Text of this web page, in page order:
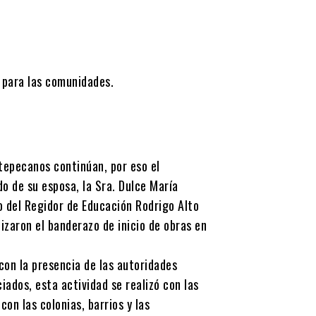
las comunidades.
continúan, por eso el
de su esposa, la Sra. Dulce María
Regidor de Educación Rodrigo Alto
el banderazo de inicio de obras en
la presencia de las autoridades
esta actividad se realizó con las
las colonias, barrios y las